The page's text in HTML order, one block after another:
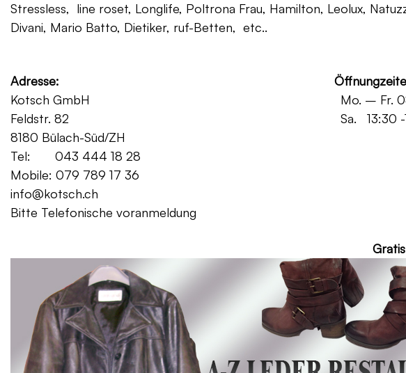
Stressless, line roset, Longlife, Poltrona Frau, Hamilton, Leolux,
Divani, Mario Batto, Dietiker, ruf-Betten, etc..
Adresse:
Kotsch GmbH Mo. – Fr. 08:00 -11:30
Feldstr. 82 Sa. 13:30 -
8180 Bülach-Süd/ZH
Tel: 043 444 18 28
Mobile: 079 789 17 36
info@kotsch.ch
Bitte Telefonische voranmeldung
Gratis Lieferung für